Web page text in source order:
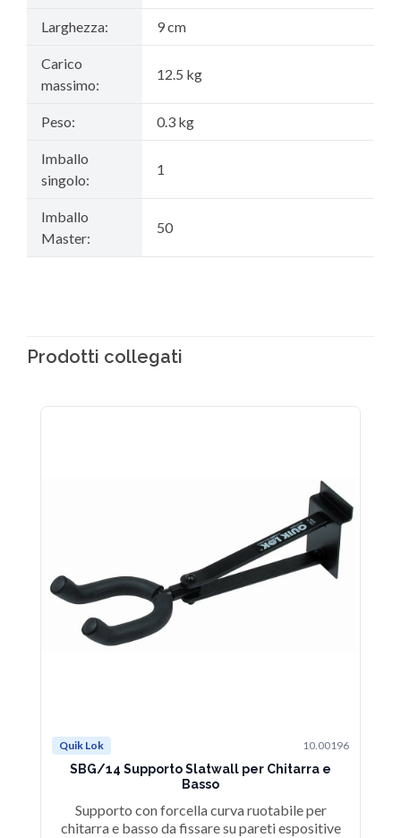
Larghezza: 9 cm
Carico
massimo:
12.5 kg
Peso: 0.3 kg
Imballo
singolo:
1
Imballo
Master:
50
Prodotti collegati
Quik Lok 10.00196
SBG/14 Supporto Slatwall per Chitarra e
Basso
Supporto con forcella curva ruotabile per
chitarra e basso da fissare su pareti espositive